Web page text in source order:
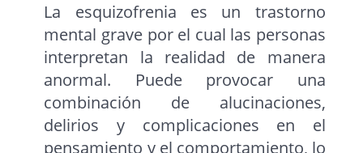
La esquizofrenia es un trastorno
mental grave por el cual las personas
interpretan la realidad de manera
anormal. Puede provocar una
combinación de alucinaciones,
delirios y complicaciones en el
pensamiento y el comportamiento, lo